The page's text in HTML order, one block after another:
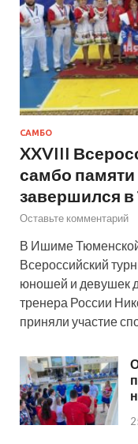
САМБО
XXVIII
самбо
завершился
Оставьте комментарий
В Ишиме
Всероссийский
юношей и девушек
тренера России
приняли участие